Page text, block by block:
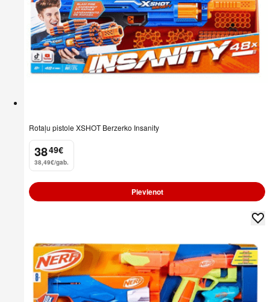
Rotaļu pistole XSHOT Berzerko Insanity
38
. 49€
38,49€/gab.
Pievienot